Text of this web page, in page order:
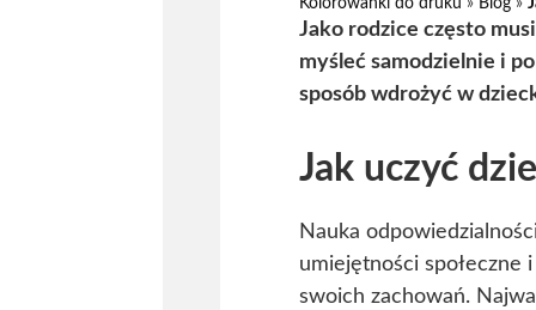
Kolorowanki do druku » Blog »
Jako rodzice często
myśleć samodzielnie i
sposób wdrożyć w
Jak uczyć
Nauka
umiejętności społeczne
swoich zachowań.